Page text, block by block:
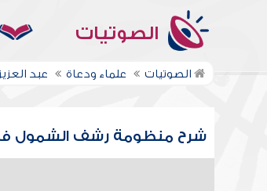
الصوتيات
الصوتيات علماء ودعاة عبد
شرح منظومة رشف الشمول في